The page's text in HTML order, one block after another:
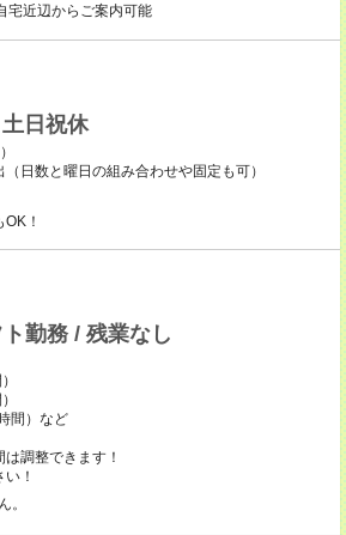
近辺からご案内可能
日祝休
日数と曜日の組み合わせや固定も可）
！
勤務 / 残業なし
間）など
調整できます！
！
。